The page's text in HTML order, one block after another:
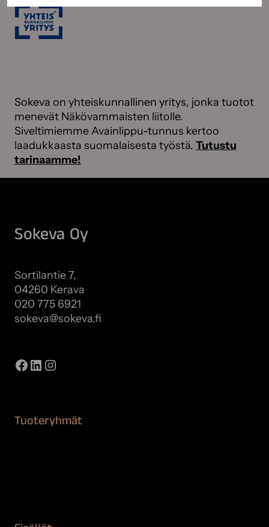
Sokeva on yhteiskunnallinen yritys, jonka tuotot
menevät Näkövammaisten liitolle.
Siveltimiemme Avainlippu-tunnus kertoo
laadukkaasta suomalaisesta työstä. Tutustu
tarinaamme!
Sokeva Oy
Sortilantie 7,
04260 Kerava
020 775 6921
sokeva@sokeva.fi
Facebook
LinkedIn
Instagram
Tuoteryhmät